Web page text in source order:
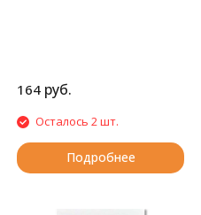
164 руб.
Осталось 2 шт.
Подробнее